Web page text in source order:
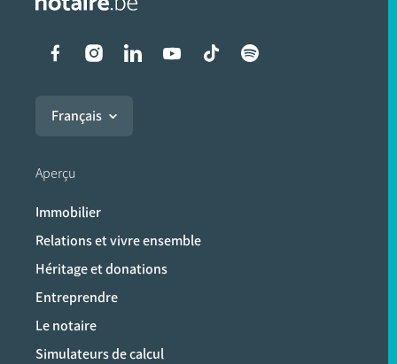
Liens vers les réseaux
Français
Aperçu
Immobilier
Relations et vivre ensemble
Héritage et donations
Entreprendre
Le notaire
Simulateurs de calcul